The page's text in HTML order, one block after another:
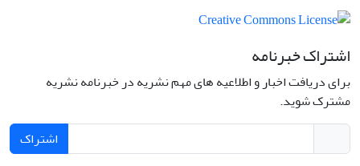
اشتراک خبرنامه
برای دریافت اخبار و اطلاعیه های مهم نشریه در خبرنامه نشریه
مشترک شوید.
اشتراک